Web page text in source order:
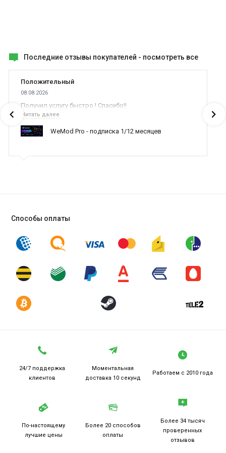
Последние отзывы покупателей - посмотреть все
Положительный
08.08.2026
Получил услугу быстро ! Спасибо!!
Читать далее
WeMod Pro - подписка 1/12 месяцев
Способы оплаты
24/7 поддержка
клиентов
Моментальная
доставка 10 секунд
Работаем с 2010 года
По-настоящему
лучшие цены
Более 20 способов
оплаты
Более 34 тысяч
проверенных
отзывов